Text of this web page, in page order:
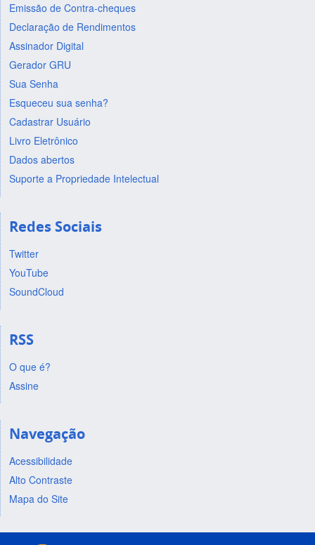
Emissão de Contra-cheques
Declaração de Rendimentos
Assinador Digital
Gerador GRU
Sua Senha
Esqueceu sua senha?
Cadastrar Usuário
Livro Eletrônico
Dados abertos
Suporte a Propriedade Intelectual
Redes Sociais
Twitter
YouTube
SoundCloud
RSS
O que é?
Assine
Navegação
Acessibilidade
Alto Contraste
Mapa do Site